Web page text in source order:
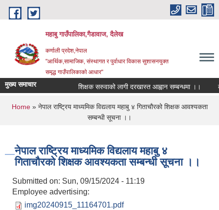
Skip to main content
महाबु गाउँपालिका,गैडावाज, दैलेख
कर्णाली प्रदेश,नेपाल
"आर्थिक,सामाजिक, संस्थागत र पुर्वाधार विकास सुशासनयुक्त
समृद्ध गाउँपालिकाकाे आधार"
मुख्य समाचार शिक्षक सरुवाको लागी दरखास्त आह्वान सम्बन्धमा ।।
You are here
Home» नेपाल राष्ट्रिय माध्यमिक विद्यलाय महाबु ४ गिताचौरको शिक्षक आवश्यकता
सम्बन्धी सूचना ।।
नेपाल राष्ट्रिय माध्यमिक विद्यलाय महाबु ४
गिताचौरको शिक्षक आवश्यकता सम्बन्धी सूचना ।।
Submitted on: Sun, 09/15/2024 - 11:19
Employee advertising:
img20240915_11164701.pdf